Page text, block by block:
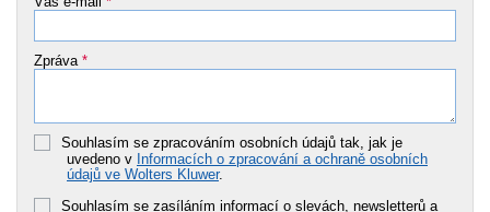
Zpráva *
Souhlasím se zpracováním osobních údajů tak, jak je
uvedeno v Informacích o zpracování a ochraně osobních
údajů ve Wolters Kluwer.
Souhlasím se zasíláním informací o slevách, newsletterů a